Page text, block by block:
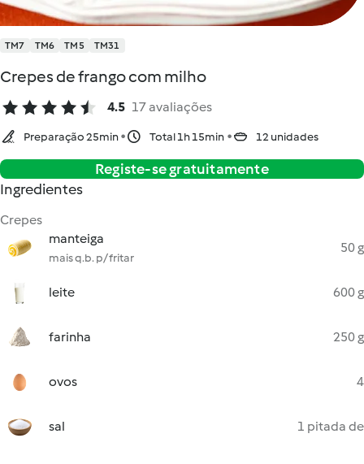
TM7 TM6 TM5 TM31
Crepes de frango com milho
4.5 17 avaliações
Preparação 25min Total 1h 15min 12 unidades
Registe-se gratuitamente
Ingredientes
Crepes
manteiga
mais q.b. p/ fritar
50 g
leite 600 g
farinha 250 g
ovos 4
sal 1 pitada de